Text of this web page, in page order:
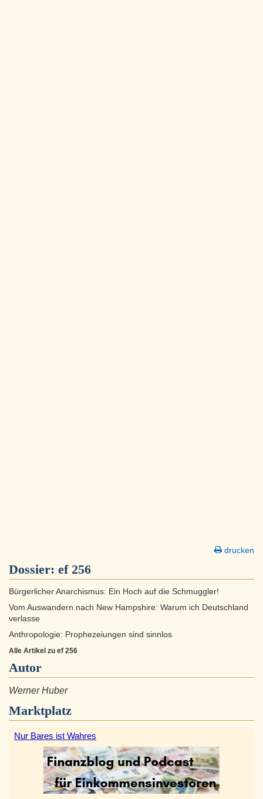
drucken
Dossier: ef 256
Bürgerlicher Anarchismus: Ein Hoch auf die Schmuggler!
Vom Auswandern nach New Hampshire: Warum ich Deutschland
verlasse
Anthropologie: Prophezeiungen sind sinnlos
Alle Artikel zu ef 256
Autor
Werner Huber
Marktplatz
Nur Bares ist Wahres